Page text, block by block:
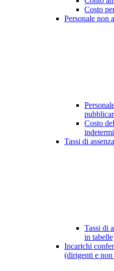
Costo
Personale non
Costo
Tassi di assenza
Tassi di
in
Incarichi
(dirigenti e